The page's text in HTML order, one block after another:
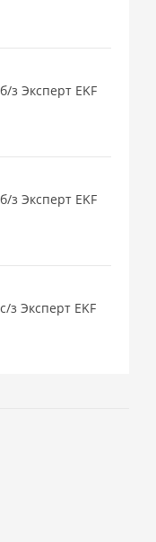
з Эксперт EKF
з Эксперт EKF
з Эксперт EKF